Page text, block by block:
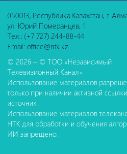
050013, Республика Казахстан, г.
ул. Юрий Померанцев, 1
Тел.: (+7 727) 244-88-44
Email: office@ntk.kz
© 2026 – © ТОО «Независимый
Телевизионный Канал»
Использование материалов
только при наличии активной
источник.
Использование материалов
НТК для обработки и обучения
ИИ запрещено.